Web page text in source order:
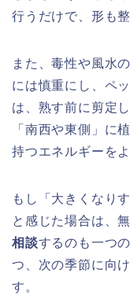
行うだけで、形も
また、毒性や風水
には慎重にし、ペ
は、熟す前に剪定
「南西や東側」に
持つエネルギーを
もし「大きくなり
と感じた場合は、
相談するのも一つ
つ、次の季節に向
す。